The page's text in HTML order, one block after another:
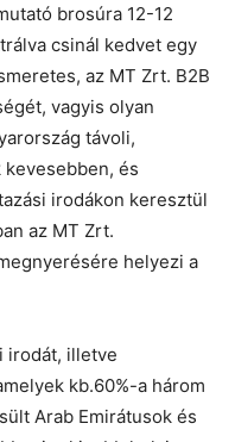
brosúra 12-12
csinál kedvet egy
az MT Zrt. B2B
vagyis olyan
távoli,
és
irodákon keresztül
az MT Zrt.
helyezi a
irodát, illetve
kb.60%-a három
Arab Emirátusok és